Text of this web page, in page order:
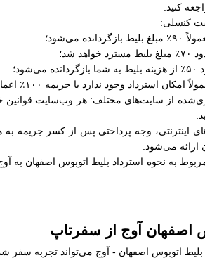
کنید.
کنسلی:
از سایت‌های مختلف: هر وب‌سایت قوانین
اینترنتی، وجه پرداختی پس از کسر جریمه
می‌شود.
به نحوه استرداد بلیط اتوبوس اصفهان به
اصفهان آوج از سفرتاپ
اتوبوس اصفهان - آوج می‌تواند تجربه سفر